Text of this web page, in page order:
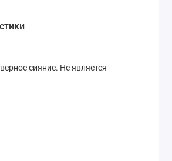
сияние. Не является